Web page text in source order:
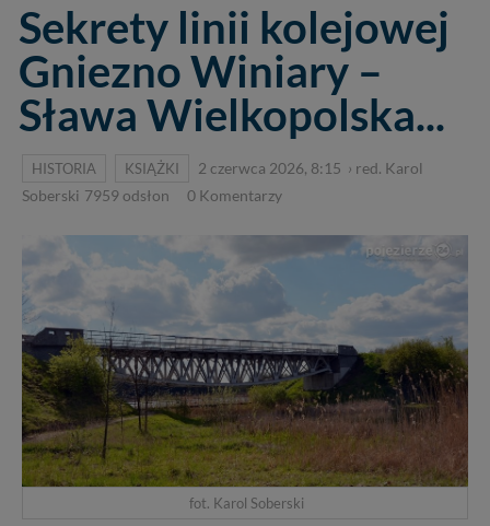
Sekrety linii kolejowej
Gniezno Winiary –
Sława Wielkopolska...
HISTORIA KSIĄŻKI 2 czerwca 2026, 8:15 › red. Karol
Soberski 7959 odsłon 0 Komentarzy
fot. Karol Soberski